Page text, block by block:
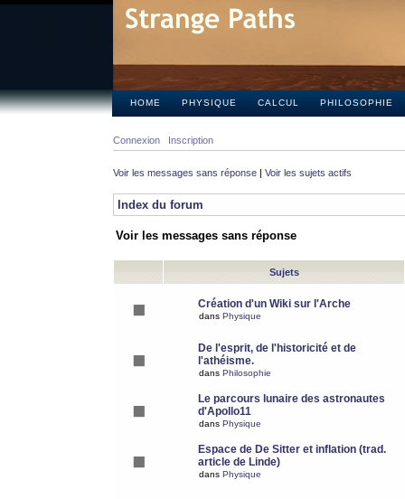
HOME PHYSIQUE CALCUL PHILOSOPHIE
Connexion Inscription
Voir les messages sans réponse | Voir les sujets actifs
Index du forum
Voir les messages sans réponse
Sujets
Création d'un Wiki sur l'Arche
dans Physique
De l'esprit, de l'historicité et de
l'athéisme.
dans Philosophie
Le parcours lunaire des astronautes
d'Apollo11
dans Physique
Espace de De Sitter et inflation (trad.
article de Linde)
dans Physique